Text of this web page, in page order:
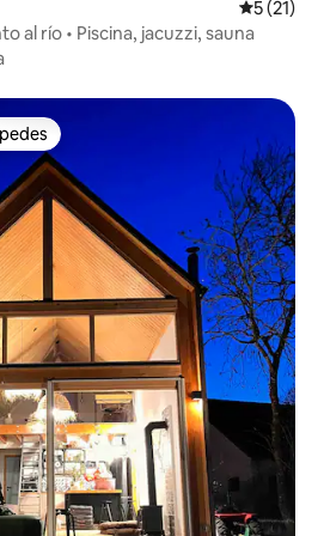
5 (21)
al río • Piscina, jacuzzi, sauna
entre huéspedes